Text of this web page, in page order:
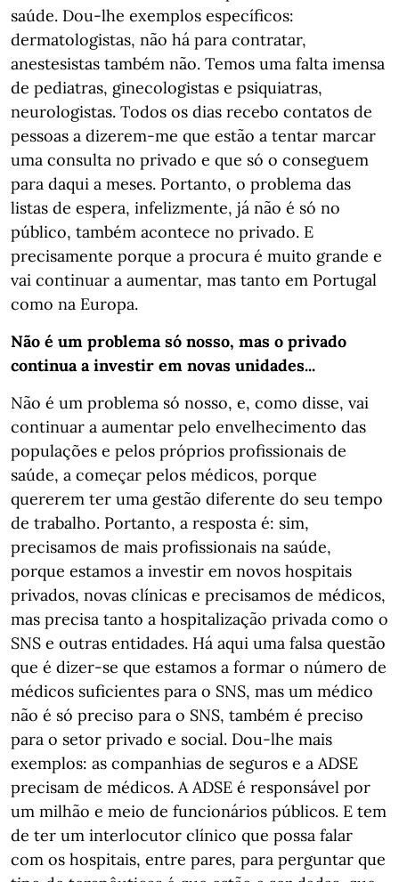
saúde. Dou-lhe exemplos específicos:
dermatologistas, não há para contratar,
anestesistas também não. Temos uma falta imensa
de pediatras, ginecologistas e psiquiatras,
neurologistas. Todos os dias recebo contatos de
pessoas a dizerem-me que estão a tentar marcar
uma consulta no privado e que só o conseguem
para daqui a meses. Portanto, o problema das
listas de espera, infelizmente, já não é só no
público, também acontece no privado. E
precisamente porque a procura é muito grande e
vai continuar a aumentar, mas tanto em Portugal
como na Europa.
Não é um problema só nosso, mas o privado
continua a investir em novas unidades...
Não é um problema só nosso, e, como disse, vai
continuar a aumentar pelo envelhecimento das
populações e pelos próprios profissionais de
saúde, a começar pelos médicos, porque
quererem ter uma gestão diferente do seu tempo
de trabalho. Portanto, a resposta é: sim,
precisamos de mais profissionais na saúde,
porque estamos a investir em novos hospitais
privados, novas clínicas e precisamos de médicos,
mas precisa tanto a hospitalização privada como o
SNS e outras entidades. Há aqui uma falsa questão
que é dizer-se que estamos a formar o número de
médicos suficientes para o SNS, mas um médico
não é só preciso para o SNS, também é preciso
para o setor privado e social. Dou-lhe mais
exemplos: as companhias de seguros e a ADSE
precisam de médicos. A ADSE é responsável por
um milhão e meio de funcionários públicos. E tem
de ter um interlocutor clínico que possa falar
com os hospitais, entre pares, para perguntar que